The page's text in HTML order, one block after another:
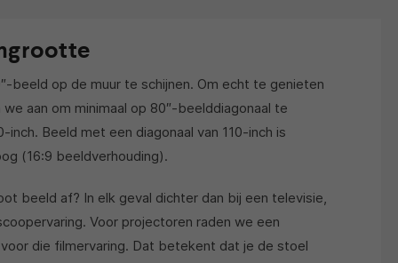
beeld op de muur te schijnen. Om echt te genieten
aan om minimaal op 80″-beelddiagonaal te
Beeld met een diagonaal van 110-inch is
(16:9 beeldverhouding).
beeld af? In elk geval dichter dan bij een televisie,
Voor projectoren raden we een
die filmervaring. Dat betekent dat je de stoel